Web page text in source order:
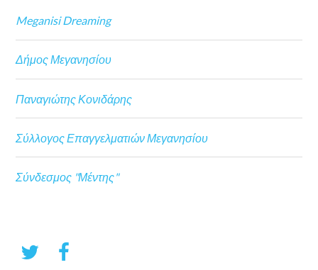
Meganisi Dreaming
Δήμος Μεγανησίου
Παναγιώτης Κονιδάρης
Σύλλογος Επαγγελματιών Μεγανησίου
Σύνδεσμος "Μέντης"